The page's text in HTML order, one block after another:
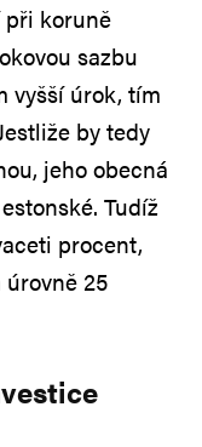
při koruně
sazbu
vyšší úrok, tím
by tedy
jeho obecná
Tudíž
procent,
25